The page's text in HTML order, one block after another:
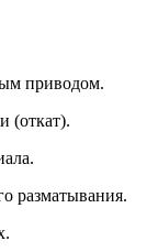
приводом.
(откат).
разматывания.